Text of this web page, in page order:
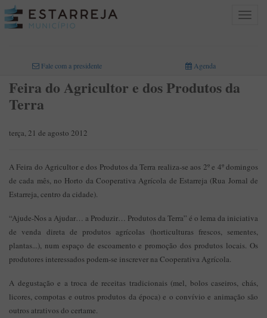
Toggle
Fale com a presidente Agenda
Feira do Agricultor e dos Produtos da
Terra
terça, 21 de agosto 2012
A Feira do Agricultor e dos Produtos da Terra realiza-se aos 2º e 4º domingos
de cada mês, no Horto da Cooperativa Agrícola de Estarreja (Rua Jornal de
Estarreja, centro da cidade).
“Ajude-Nos a Ajudar… a Produzir… Produtos da Terra” é o lema da iniciativa
de venda direta de produtos agrícolas (horticulturas frescos, sementes,
plantas...), num espaço de escoamento e promoção dos produtos locais. Os
produtores interessados podem-se inscrever na Cooperativa Agrícola.
A degustação e a troca de receitas tradicionais (mel, bolos caseiros, chás,
licores, compotas e outros produtos da época) e o convívio e animação são
outros atrativos do certame.